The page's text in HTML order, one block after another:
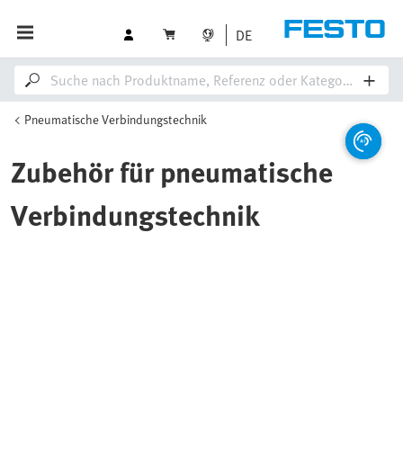
DE
Pneumatische Verbindungstechnik
Zubehör für pneumatische
Verbindungstechnik